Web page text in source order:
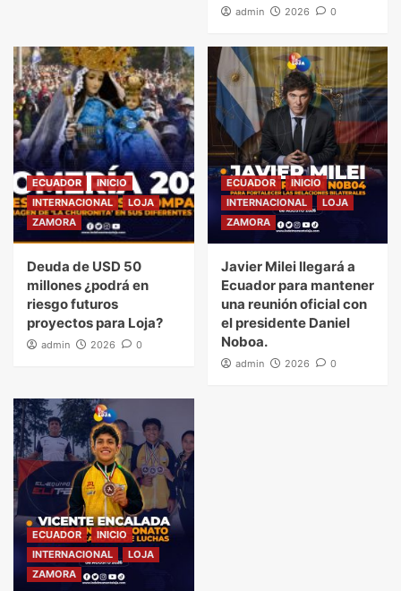
admin 2026 0
ECUADOR
INICIO
INTERNACIONAL
LOJA
ZAMORA
Deuda de USD 50
millones ¿podrá en
riesgo futuros
proyectos para Loja?
admin 2026 0
ECUADOR
INICIO
INTERNACIONAL
LOJA
ZAMORA
Javier Milei llegará a
Ecuador para mantener
una reunión oficial con
el presidente Daniel
Noboa.
admin 2026 0
ECUADOR
INICIO
INTERNACIONAL
LOJA
ZAMORA